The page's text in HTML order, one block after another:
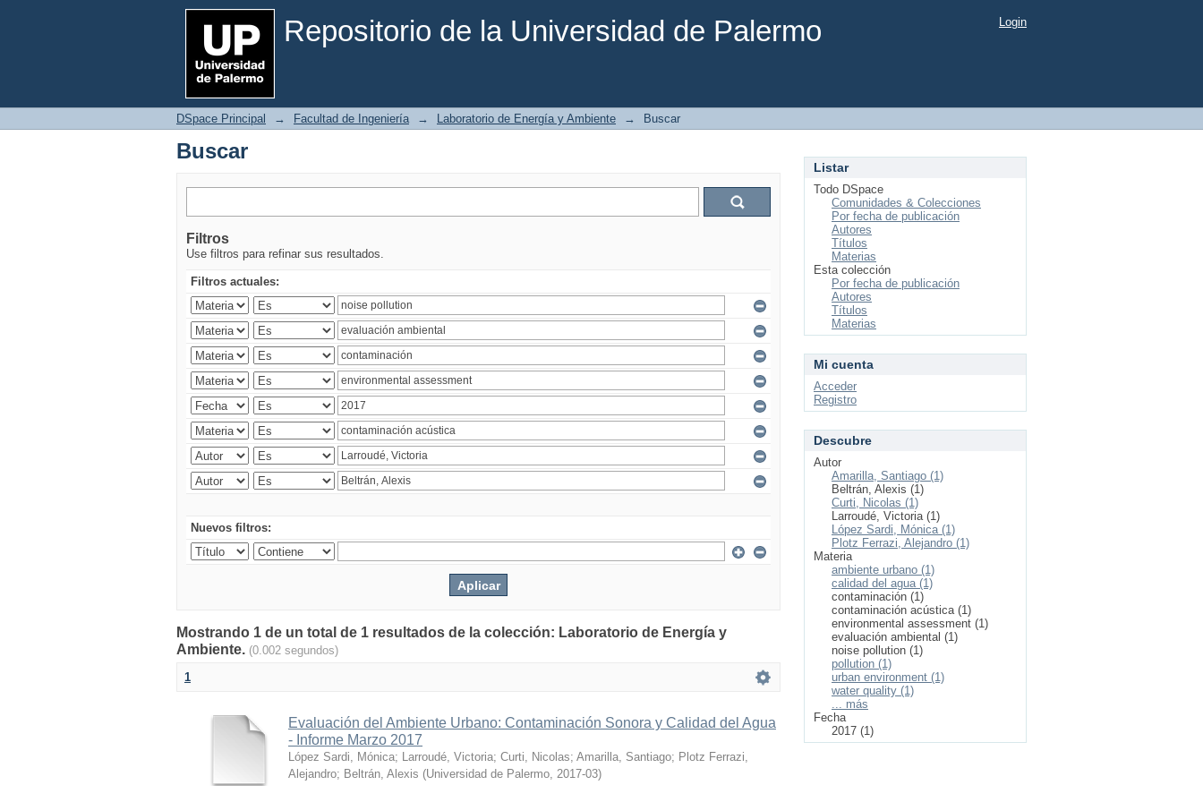
Repositorio de la Universidad de Palermo
Buscar Login
DSpace Principal → Facultad de Ingeniería → Laboratorio de Energía y Ambiente → Buscar
Buscar
Filtros
Use filtros para refinar sus resultados.
Filtros actuales:
Nuevos filtros:
Mostrando 1 de un total de 1 resultados de la colección: Laboratorio de Energía y
Ambiente. (0.002 segundos)
1
Evaluación del Ambiente Urbano: Contaminación Sonora y Calidad del Agua
- Informe Marzo 2017
López Sardi, Mónica; Larroudé, Victoria; Curti, Nicolas; Amarilla, Santiago; Plotz Ferrazi,
Alejandro; Beltrán, Alexis (Universidad de Palermo, 2017-03)
Listar
Todo DSpace
Comunidades & Colecciones
Por fecha de publicación
Autores
Títulos
Materias
Esta colección
Por fecha de publicación
Autores
Títulos
Materias
Mi cuenta
Acceder
Registro
Descubre
Autor
Amarilla, Santiago (1)
Beltrán, Alexis (1)
Curti, Nicolas (1)
Larroudé, Victoria (1)
López Sardi, Mónica (1)
Plotz Ferrazi, Alejandro (1)
Materia
ambiente urbano (1)
calidad del agua (1)
contaminación (1)
contaminación acústica (1)
environmental assessment (1)
evaluación ambiental (1)
noise pollution (1)
pollution (1)
urban environment (1)
water quality (1)
... más
Fecha
2017 (1)